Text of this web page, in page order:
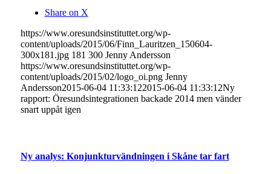
Share on X
https://www.oresundsinstituttet.org/wp-
content/uploads/2015/06/Finn_Lauritzen_150604-
300x181.jpg 181 300 Jenny Andersson
https://www.oresundsinstituttet.org/wp-
content/uploads/2015/02/logo_oi.png Jenny
Andersson2015-06-04 11:33:122015-06-04 11:33:12Ny
rapport: Öresundsintegrationen backade 2014 men vänder
snart uppåt igen
Ny analys: Konjunkturvändningen i Skåne tar fart